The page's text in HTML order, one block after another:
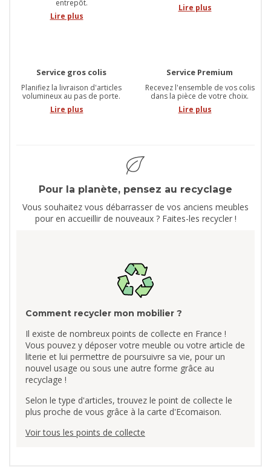
entrepôt.
Lire plus
Lire plus
Service gros colis
Planifiez la livraison d'articles
volumineux au pas de porte.
Lire plus
Service Premium
Recevez l'ensemble de vos colis
dans la pièce de votre choix.
Lire plus
Pour la planète, pensez au recyclage
Vous souhaitez vous débarrasser de vos anciens meubles
pour en accueillir de nouveaux ? Faites-les recycler !
Comment recycler mon mobilier ?
Il existe de nombreux points de collecte en France !
Vous pouvez y déposer votre meuble ou votre article de
literie et lui permettre de poursuivre sa vie, pour un
nouvel usage ou sous une autre forme grâce au
recyclage !
Selon le type d'articles, trouvez le point de collecte le
plus proche de vous grâce à la carte d'Ecomaison.
Voir tous les points de collecte